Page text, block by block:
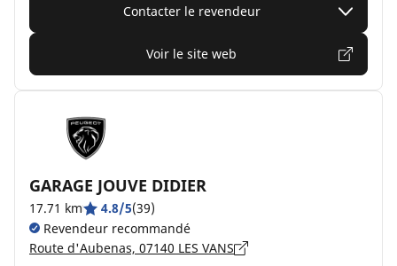
Contacter le revendeur
Voir le site web
GARAGE JOUVE DIDIER
17.71 km 4.8/5(39)
Revendeur recommandé
Route d'Aubenas, 07140 LES VANS